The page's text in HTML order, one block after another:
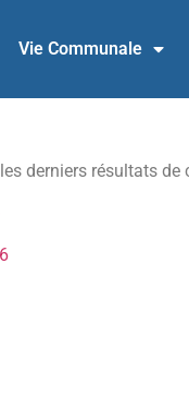
Vie Communale
derniers résultats